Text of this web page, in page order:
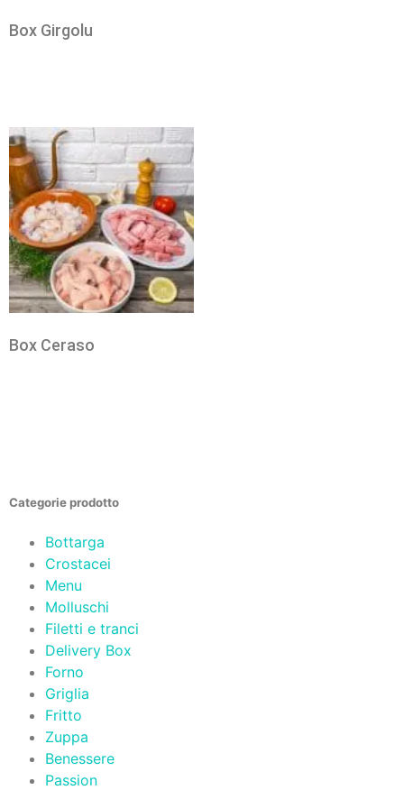
Categorie prodotto
Bottarga
Crostacei
Menu
Molluschi
Filetti e tranci
Delivery Box
Forno
Griglia
Fritto
Zuppa
Benessere
Passion
Box Girgolu
Box Ceraso